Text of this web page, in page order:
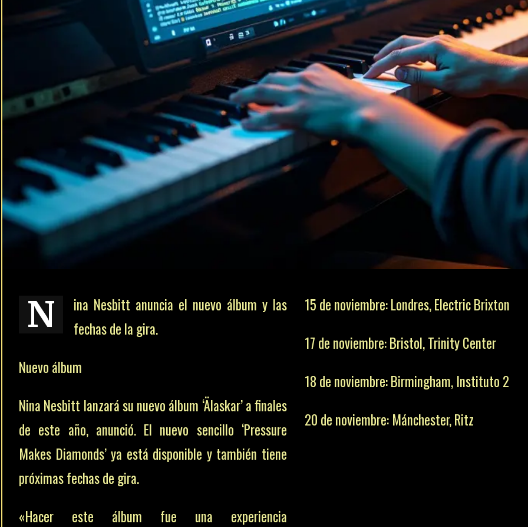
N
ina Nesbitt anuncia el nuevo álbum y las
fechas de la gira.
Nuevo álbum
Nina Nesbitt lanzará su nuevo álbum ‘Älaskar’ a finales
de este año, anunció. El nuevo sencillo ‘Pressure
Makes Diamonds’ ya está disponible y también tiene
próximas fechas de gira.
«Hacer este álbum fue una experiencia
15 de noviembre: Londres, Electric Brixton
17 de noviembre: Bristol, Trinity Center
18 de noviembre: Birmingham, Instituto 2
20 de noviembre: Mánchester, Ritz